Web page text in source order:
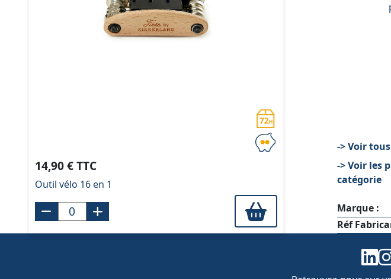
14,90 € TTC
Outil vélo 16 en 1
-> Voir
-> Voir les
catégorie
Marque :
Réf